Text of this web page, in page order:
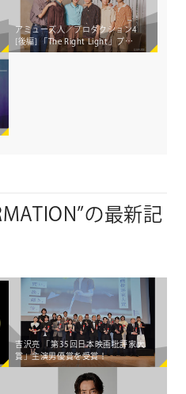
アミューズ人／プロダクション4
[後編] 「The Right Light」プレ
デビューLIVEとオーディション
の最新記
吉沢亮 「第35回日本映画批評家大
賞」主演男優賞を受賞！